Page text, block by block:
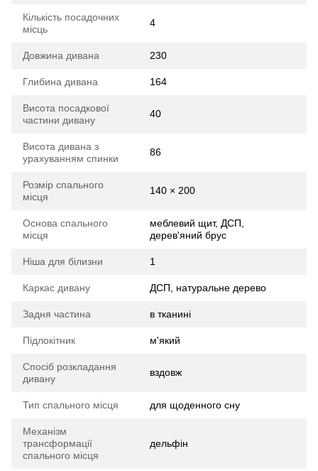
Кількість посадочних
місць
4
Довжина дивана 230
Глибина дивана 164
Висота посадкової
частини дивану
40
Висота дивана з
урахуванням спинки
86
Розмір спального
місця
140 × 200
Основа спального
місця
меблевий щит, ДСП,
дерев'яний брус
Ніша для білизни 1
Каркас дивану ДСП, натуральне дерево
Задня частина в тканині
Підлокітник м'який
Спосіб розкладання
дивану
вздовж
Тип спального місця для щоденного сну
Механізм
трансформації
спального місця
дельфін